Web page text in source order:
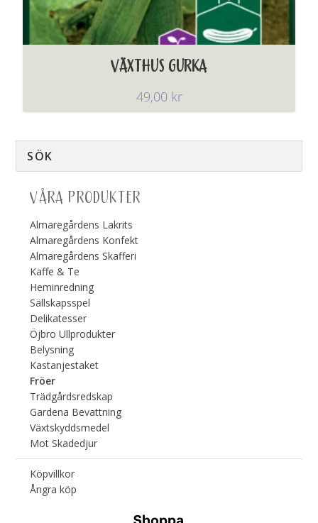
VÄXTHUS GURKA
49,00 kr
VÅRA PRODUKTER
Almaregårdens Lakrits
Almaregårdens Konfekt
Almaregårdens Skafferi
Kaffe & Te
Heminredning
Sällskapsspel
Delikatesser
Öjbro Ullprodukter
Belysning
Kastanjestaket
Fröer
Trädgårdsredskap
Gardena Bevattning
Växtskyddsmedel
Mot Skadedjur
Köpvillkor
Ångra köp